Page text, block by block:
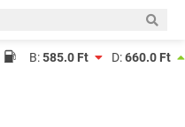
B:585.0 Ft D:660.0 Ft